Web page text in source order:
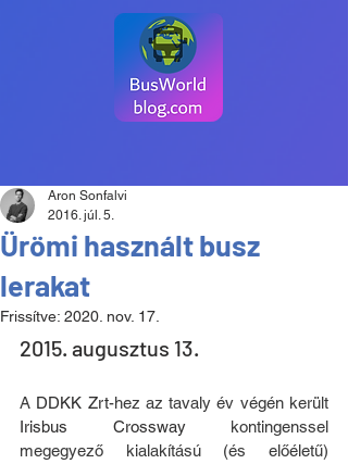
Ürömi használt busz
lerakat
Aron Sonfalvi
2016. júl. 5.
Frissítve: 2020. nov. 17.
2015. augusztus 13.
A DDKK Zrt
Irisbus Crossway kontingenssel
megegyező kialakítású (és előéletű)